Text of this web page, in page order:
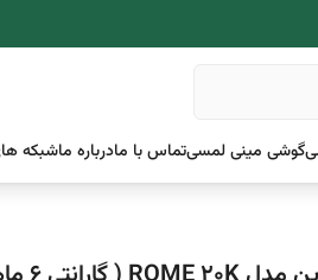
گوشی مینی لمسیتماس با مادرباره ماشبکه